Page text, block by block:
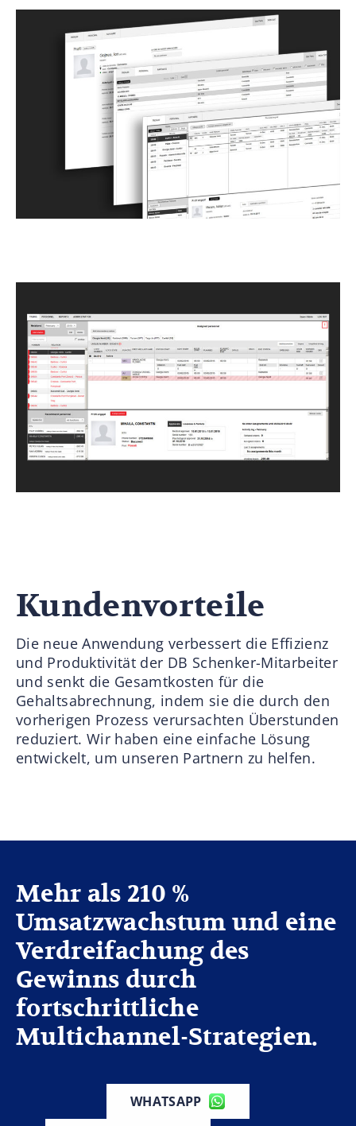
Kundenvorteile
Die neue Anwendung verbessert die Effizienz
und Produktivität der DB Schenker-Mitarbeiter
und senkt die Gesamtkosten für die
Gehaltsabrechnung, indem sie die durch den
vorherigen Prozess verursachten Überstunden
reduziert. Wir haben eine einfache Lösung
entwickelt, um unseren Partnern zu helfen.
Mehr als 210 %
Umsatzwachstum und eine
Verdreifachung des
Gewinns durch
fortschrittliche
Multichannel-Strategien.
WHATSAPP